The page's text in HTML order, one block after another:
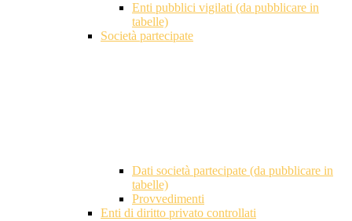
Enti pubblici vigilati (da pubblicare in
tabelle)
Società partecipate
Dati società partecipate (da pubblicare in
tabelle)
Provvedimenti
Enti di diritto privato controllati